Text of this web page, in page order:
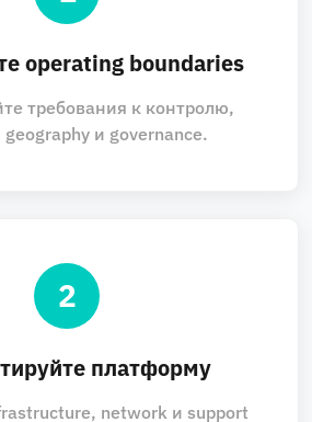
operating boundaries
требования к контролю,
и governance.
2
платформу
network и support